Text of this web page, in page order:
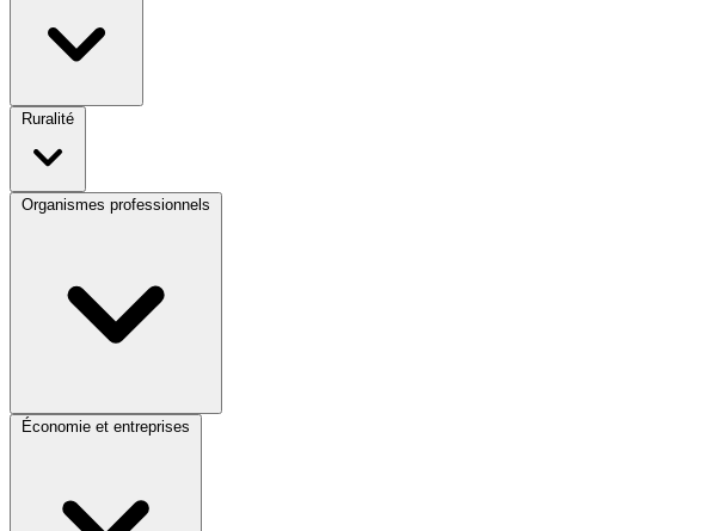
Ruralité
Organismes professionnels
Économie et entreprises